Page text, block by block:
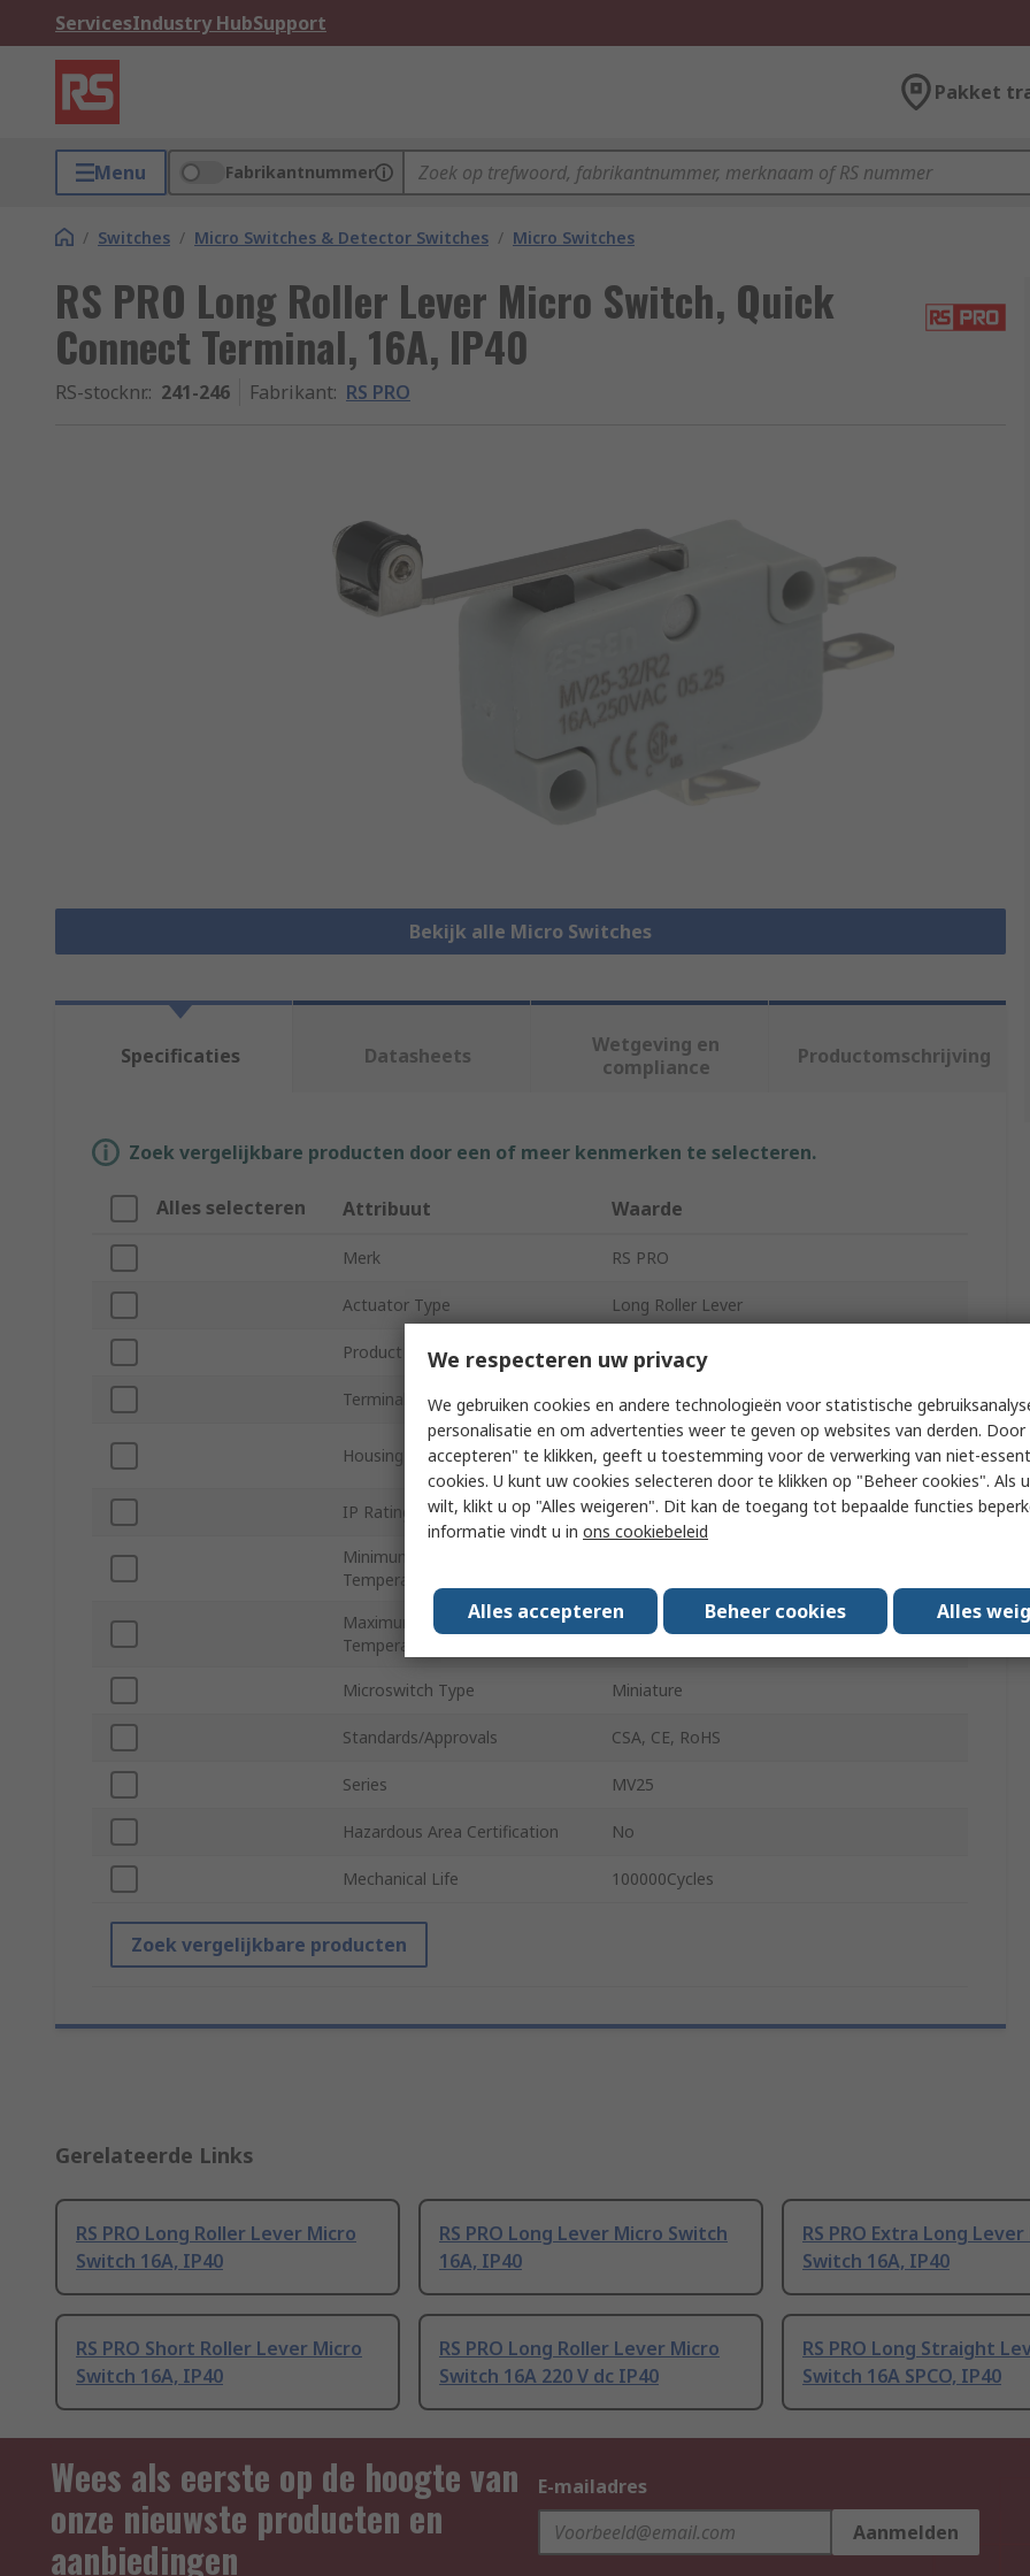
ServicesIndustry HubSupport
Pakket
Menu Fabrikantnummer
/ Switches / Micro Switches & Detector Switches / Micro Switches
RS PRO Long Roller Lever Micro Switch, Quick
Connect Terminal, 16A, IP40
RS-stocknr.: 241-246 Fabrikant: RS PRO
Bekijk alle Micro Switches
Specificaties Datasheets
Wetgeving en
compliance
Productomschrijving
Zoek vergelijkbare producten door een of meer kenmerken te selecteren.
Alles selecteren Attribuut Waarde
Merk RS PRO
Actuator Type Long Roller Lever
Product Type Micro Switch
Terminal Type Quick Connect
Housing Material
Fibreglass Reinforced Polybutylene
Terephthalate
IP Rating IP40
Minimum Operating
Temperature
Maximum Operating
Temperature
85°C
Microswitch Type Miniature
Standards/Approvals CSA, CE, RoHS
Series MV25
Hazardous Area Certification No
Mechanical Life 100000Cycles
Zoek vergelijkbare producten
Gerelateerde Links
RS PRO Long Roller Lever Micro
Switch 16A, IP40
RS PRO Long Lever Micro Switch
16A, IP40
RS PRO Extra Long
Switch 16A, IP40
RS PRO Short Roller Lever Micro
Switch 16A, IP40
RS PRO Long Roller Lever Micro
Switch 16A 220 V dc IP40
RS PRO Long Straight
Switch 16A SPCO, IP40
Wees als eerste op de hoogte van
onze nieuwste producten en
aanbiedingen
E-mailadres
Aanmelden
We respecteren uw privacy
We gebruiken cookies en andere technologieën voor statistische
personalisatie en om advertenties weer te geven op websites van derden. Door
accepteren" te klikken, geeft u toestemming voor de verwerking van niet-
cookies. U kunt uw cookies selecteren door te klikken op "Beheer cookies". Als
wilt, klikt u op "Alles weigeren". Dit kan de toegang tot bepaalde functies
informatie vindt u in ons cookiebeleid
Alles accepteren Beheer cookies Alles